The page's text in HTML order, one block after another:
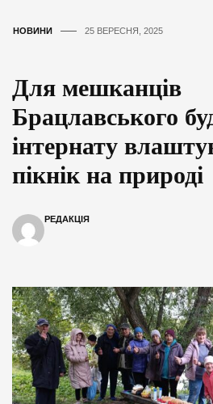
НОВИНИ 25 ВЕРЕСНЯ, 2025
Для мешканців
Брацлавського
інтернату
пікнік на природі
РЕДАКЦІЯ